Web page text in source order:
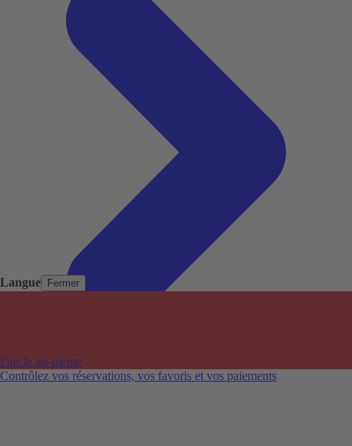
Langue Fermer
Fais le toi-même
Contrôlez vos réservations, vos favoris et vos paiements
Aéroports populaires
Villes populaires
Australie